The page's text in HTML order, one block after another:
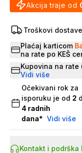
Akcija traje od
Troškovi
Plaćaj karticom
na rate po KEŠ
Kupovina na rate
Vidi više
Očekivani rok za
isporuku je od 2
4 radnih
dana* Vidi više
Kontakt i podrška